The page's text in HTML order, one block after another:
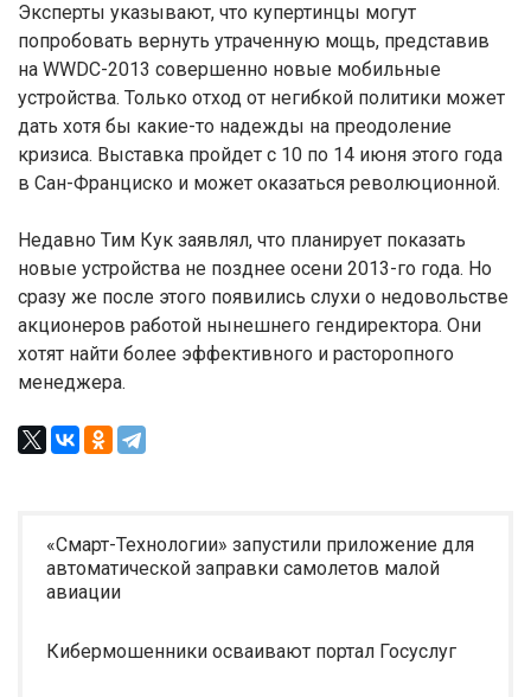
Эксперты указывают, что купертинцы могут
попробовать вернуть утраченную мощь, представив
на WWDC-2013 совершенно новые мобильные
устройства. Только отход от негибкой политики может
дать хотя бы какие-то надежды на преодоление
кризиса. Выставка пройдет с 10 по 14 июня этого года
в Сан-Франциско и может оказаться революционной.
Недавно Тим Кук заявлял, что планирует показать
новые устройства не позднее осени 2013-го года. Но
сразу же после этого появились слухи о недовольстве
акционеров работой нынешнего гендиректора. Они
хотят найти более эффективного и расторопного
менеджера.
«Смарт-Технологии» запустили приложение для
автоматической заправки самолетов малой
авиации
Кибермошенники осваивают портал Госуслуг